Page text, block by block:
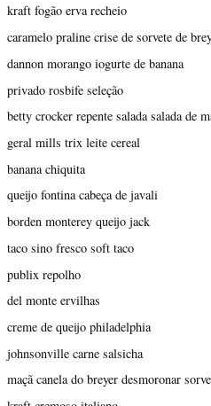
kraft fogão erva recheio
caramelo praline crise de sorvete de
dannon morango iogurte de banana
privado rosbife seleção
betty crocker repente salada salada de
geral mills trix leite cereal
banana chiquita
queijo fontina cabeça de javali
borden monterey queijo jack
taco sino fresco soft taco
publix repolho
del monte ervilhas
creme de queijo philadelphia
johnsonville carne salsicha
maçã canela do breyer desmoronar